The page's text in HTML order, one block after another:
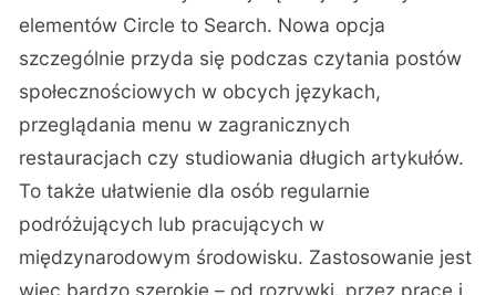
elementów Circle to Search. Nowa opcja
szczególnie przyda się podczas czytania postów
społecznościowych w obcych językach,
przeglądania menu w zagranicznych
restauracjach czy studiowania długich artykułów.
To także ułatwienie dla osób regularnie
podróżujących lub pracujących w
międzynarodowym środowisku. Zastosowanie jest
więc bardzo szerokie – od rozrywki, przez pracę i